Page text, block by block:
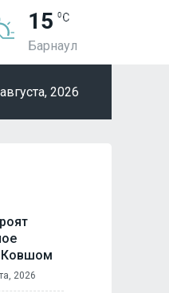
15
Барнаул
2026
Ковшом
2026